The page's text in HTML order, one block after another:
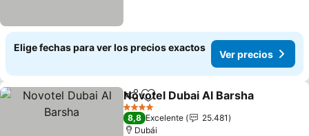
Elige fechas para ver los precios exactos
Ver precios
CompartirAgregar a favoritos
Novotel Dubai Al Barsha
4 Estrellas
8,8 Excelente
25.481
Dubái